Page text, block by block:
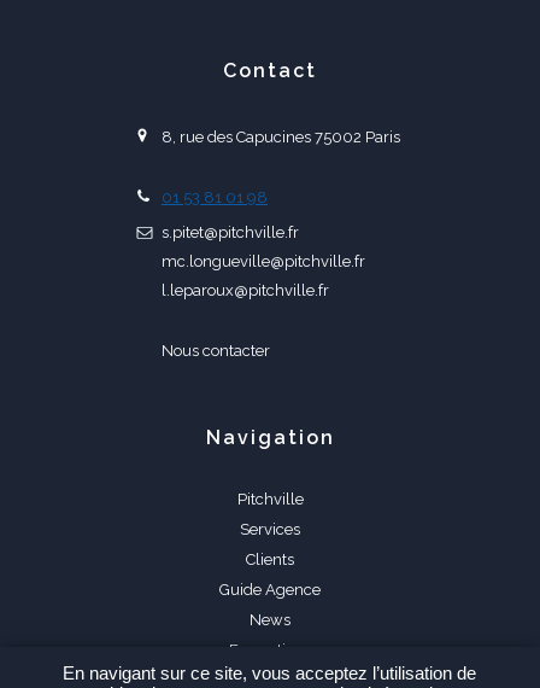
Contact
8, rue des Capucines 75002 Paris
01 53 81 01 98
s.pitet@pitchville.fr
mc.longueville@pitchville.fr
l.leparoux@pitchville.fr
Nous contacter
Navigation
Pitchville
Services
Clients
Guide Agence
News
Formations
FAQ
En navigant sur ce site, vous acceptez l’utilisation de